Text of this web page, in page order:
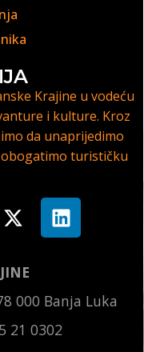
Krajine u vodeću
i kulture. Kroz
da unaprijedimo
turističku
000 Banja Luka
21 0302